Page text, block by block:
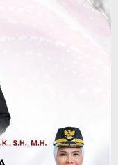
Maut,
Fasilitas
Polda